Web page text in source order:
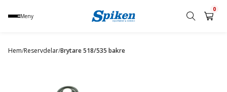
Meny
namn,
0
Hem/Reservdelar/Brytare 518/535 bakre